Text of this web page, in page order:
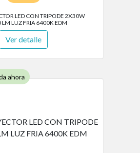
LED CON TRIPODE 2X30W
LUZ FRIA 6400K EDM
Ver detalle
ahora